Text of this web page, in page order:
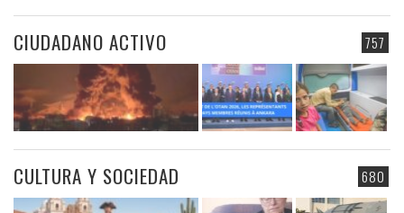
757
CIUDADANO ACTIVO
680
CULTURA Y SOCIEDAD